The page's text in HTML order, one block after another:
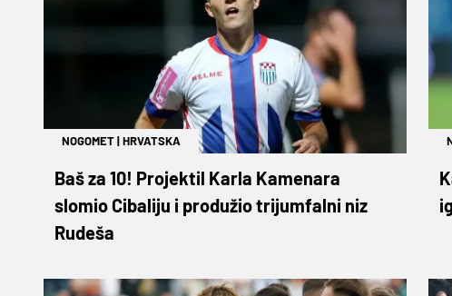
NOGOMET|HRVATSKA
Baš za 10! Projektil Karla Kamenara
slomio Cibaliju i produžio trijumfalni niz
Rudeša